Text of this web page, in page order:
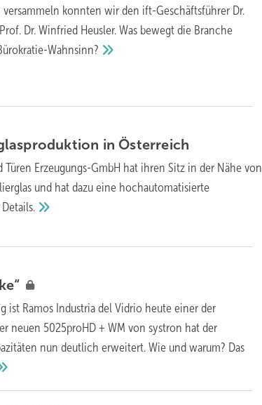
konnten wir den ift-Geschäftsführer Dr.
Dr. Winfried Heusler. Was bewegt die Branche
Wahnsinn?
inÖsterreich
Türen Erzeugungs-GmbH hat ihren Sitz in der Nähe von
und hat dazu eine hochautomatisierte
Details.
ist Ramos Industria del Vidrio heute einer der
neuen 5025proHD + WM von systron hat der
nun deut­lich erweitert. Wie und warum? Das